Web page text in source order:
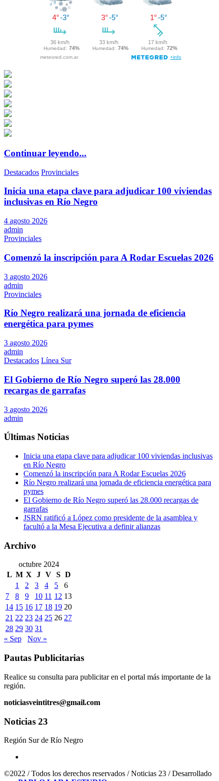
Continuar leyendo...
Destacados Provinciales
Inicia una etapa clave para adjudicar 100 viviendas
inclusivas en Río Negro
4 agosto 2026
admin
Provinciales
Comenzó la inscripción para A Rodar Escuelas 2026
3 agosto 2026
admin
Provinciales
Río Negro realizará una jornada de eficiencia
energética para pymes
3 agosto 2026
admin
Destacados Línea Sur
El Gobierno de Río Negro superó las 28.000
recargas de garrafas
3 agosto 2026
admin
Últimas Noticias
Inicia una etapa clave para adjudicar 100 viviendas inclusivas
en Río Negro
Comenzó la inscripción para A Rodar Escuelas 2026
Río Negro realizará una jornada de eficiencia energética para
pymes
El Gobierno de Río Negro superó las 28.000 recargas de
garrafas
JSRN ratificó a López como presidente de la asamblea y
facultó a la Mesa Ejecutiva a definir alianzas
Archivo
octubre 2024
L M X J V S D
1
2 3 4 5
6
7
8 9 10 11 12 13
14 15 16 17 18 19 20
21 22 23 24 25 26 27
28 29 30 31
« Sep
Nov »
Pautas Publicitarias
Realice su consulta para publicitar en el portal más importante de la
región.
noticiasveintitres@gmail.com
Noticias 23
Región Sur de Río Negro
©2022 / Todos los derechos reservados / Noticias 23 / Desarrollado